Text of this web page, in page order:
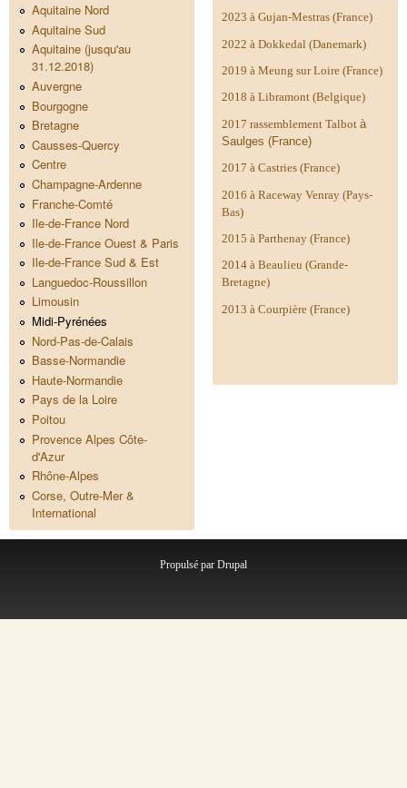
Aquitaine Nord
Aquitaine Sud
Aquitaine (jusqu'au
31.12.2018)
Auvergne
Bourgogne
Bretagne
Causses-Quercy
Centre
Champagne-Ardenne
Franche-Comté
Ile-de-France Nord
Ile-de-France Ouest & Paris
Ile-de-France Sud & Est
Languedoc-Roussillon
Limousin
Midi-Pyrénées
Nord-Pas-de-Calais
Basse-Normandie
Haute-Normandie
Pays de la Loire
Poitou
Provence Alpes Côte-
d'Azur
Rhône-Alpes
Corse, Outre-Mer &
International
2023 à Gujan-Mestras (France)
2022 à Dokkedal (Danemark)
2019 à Meung sur Loire (France)
2018 à Libramont (Belgique)
2017 rassemblement Talbot à
Saulges (France)
2017 à Castries (France)
2016 à Raceway Venray (Pays-
Bas)
2015 à Parthenay (France)
2014 à Beaulieu (Grande-
Bretagne)
2013 à Courpière (France)
Propulsé par Drupal